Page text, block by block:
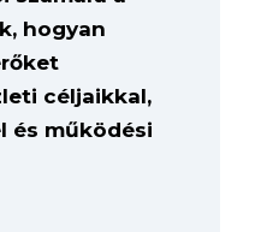
hogyan
céljaikkal,
és működési